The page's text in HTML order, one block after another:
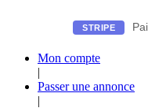
STRIPE
Mon compte
|
Passer une annonce
|